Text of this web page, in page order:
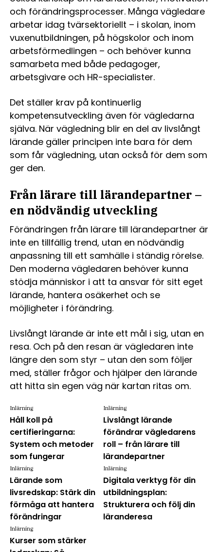
och förändringsprocesser. Många vägledare
arbetar idag tvärsektoriellt – i skolan, inom
vuxenutbildningen, på högskolor och inom
arbetsförmedlingen – och behöver kunna
samarbeta med både pedagoger,
arbetsgivare och HR-specialister.
Det ställer krav på kontinuerlig
kompetensutveckling även för vägledarna
själva. När vägledning blir en del av livslångt
lärande gäller principen inte bara för dem
som får vägledning, utan också för dem som
ger den.
Från lärare till lärandepartner –
en nödvändig utveckling
Förändringen från lärare till lärandepartner är
inte en tillfällig trend, utan en nödvändig
anpassning till ett samhälle i ständig rörelse.
Den moderna vägledaren behöver kunna
stödja människor i att ta ansvar för sitt eget
lärande, hantera osäkerhet och se
möjligheter i förändring.
Livslångt lärande är inte ett mål i sig, utan en
resa. Och på den resan är vägledaren inte
längre den som styr – utan den som följer
med, ställer frågor och hjälper den lärande
att hitta sin egen väg när kartan ritas om.
Håll koll på
certifieringarna:
System och metoder
som fungerar
Inlärning
Livslångt lärande
förändrar vägledarens
roll – från lärare till
lärandepartner
Inlärning
Lärande som
livsredskap: Stärk din
förmåga att hantera
förändringar
Inlärning
Digitala verktyg för din
utbildningsplan:
Strukturera och följ din
läranderesa
Inlärning
Kurser som stärker
Inlärning